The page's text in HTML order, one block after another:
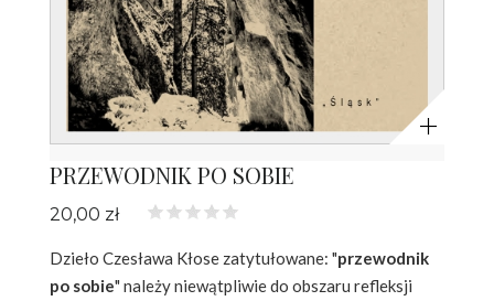
Powiększ
PRZEWODNIK PO SOBIE
20,00 zł
Dzieło Czesława Kłose zatytułowane: "przewodnik
po sobie" należy niewątpliwie do obszaru refleksji